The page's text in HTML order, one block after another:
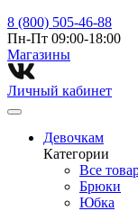
8 (800) 505-46-88
Пн-Пт 09:00-18:00
Магазины⁠
Личный кабинет
Девочкам
Категории
Все
Брюки
Юбка